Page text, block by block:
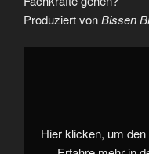
Produziert vonBissen
„Pflegenotstand:
von
YouTube
anzeigen
Hier klicken, um